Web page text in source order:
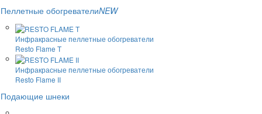
Пеллетные обогревателиNEW
Инфракрасные пеллетные обогреватели
Resto Flame T
Инфракрасные пеллетные обогреватели
Resto Flame II
Подающие шнеки